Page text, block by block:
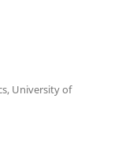
University of